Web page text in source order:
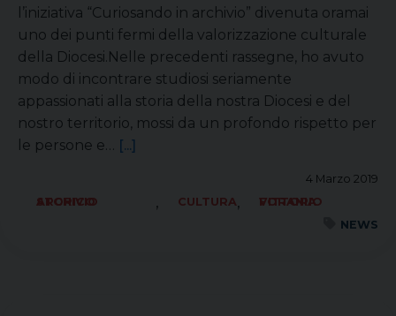
l’iniziativa “Curiosando in archivio” divenuta oramai
uno dei punti fermi della valorizzazione culturale
della Diocesi.Nelle precedenti rassegne, ho avuto
modo di incontrare studiosi seriamente
appassionati alla storia della nostra Diocesi e del
nostro territorio, mossi da un profondo rispetto per
le persone e… [...]
4 Marzo 2019
ARCHIVIO STORICO
, CULTURA,
FORANIA VITTORIO
NEWS